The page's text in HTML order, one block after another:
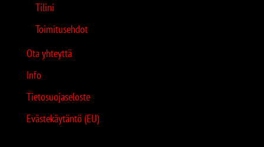
Tilini
Toimitusehdot
Ota yhteyttä
Info
Tietosuojaseloste
Evästekäytäntö (EU)